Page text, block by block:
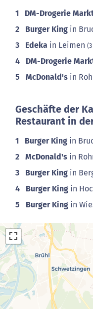
1 DM-Drogerie
2 Burger King in
3 Edeka in Leimen
4 DM-Drogerie
5 McDonald's in
Geschäfte der
Restaurant in
1 Burger King in
2 McDonald's in
3 Burger King in
4 Burger King in
5 Burger King in